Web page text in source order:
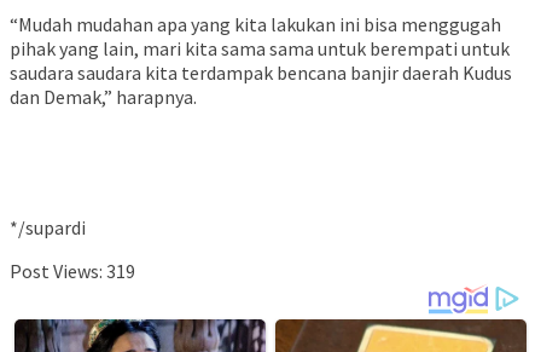
“Mudah mudahan apa yang kita lakukan ini bisa menggugah
pihak yang lain, mari kita sama sama untuk berempati untuk
saudara saudara kita terdampak bencana banjir daerah Kudus
dan Demak,” harapnya.
*/supardi
Post Views: 319